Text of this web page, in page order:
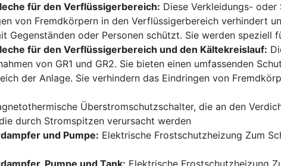
für den Verflüssigerbereich: Diese Verkleidungs- oder
von Fremdkörpern in den Verflüssigerbereich verhindert
Gegenständen oder Personen schützt. Sie werden speziell
für den Verflüssigerbereich und den Kältekreislauf:
von GR1 und GR2. Sie bieten einen umfassenden
der Anlage. Sie verhindern das Eindringen von
Überstromschutzschalter, die an den
durch Stromspitzen verursacht werden
und Pumpe: Elektrische Frostschutzheizung Zum
Pumpe und Tank: Elektrische Frostschutzheizung